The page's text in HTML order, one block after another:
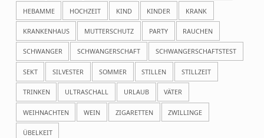
HEBAMME HOCHZEIT KIND KINDER KRANK
KRANKENHAUS MUTTERSCHUTZ PARTY RAUCHEN
SCHWANGER SCHWANGERSCHAFT SCHWANGERSCHAFTSTEST
SEKT SILVESTER SOMMER STILLEN STILLZEIT
TRINKEN ULTRASCHALL URLAUB VÄTER
WEIHNACHTEN WEIN ZIGARETTEN ZWILLINGE
ÜBELKEIT